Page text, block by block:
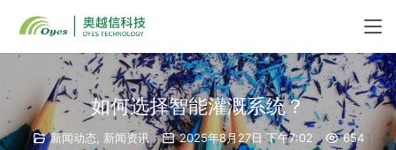
如何选择智能灌溉系统？
新闻动态 新闻资讯 2025年8月27日 下午7:02 654